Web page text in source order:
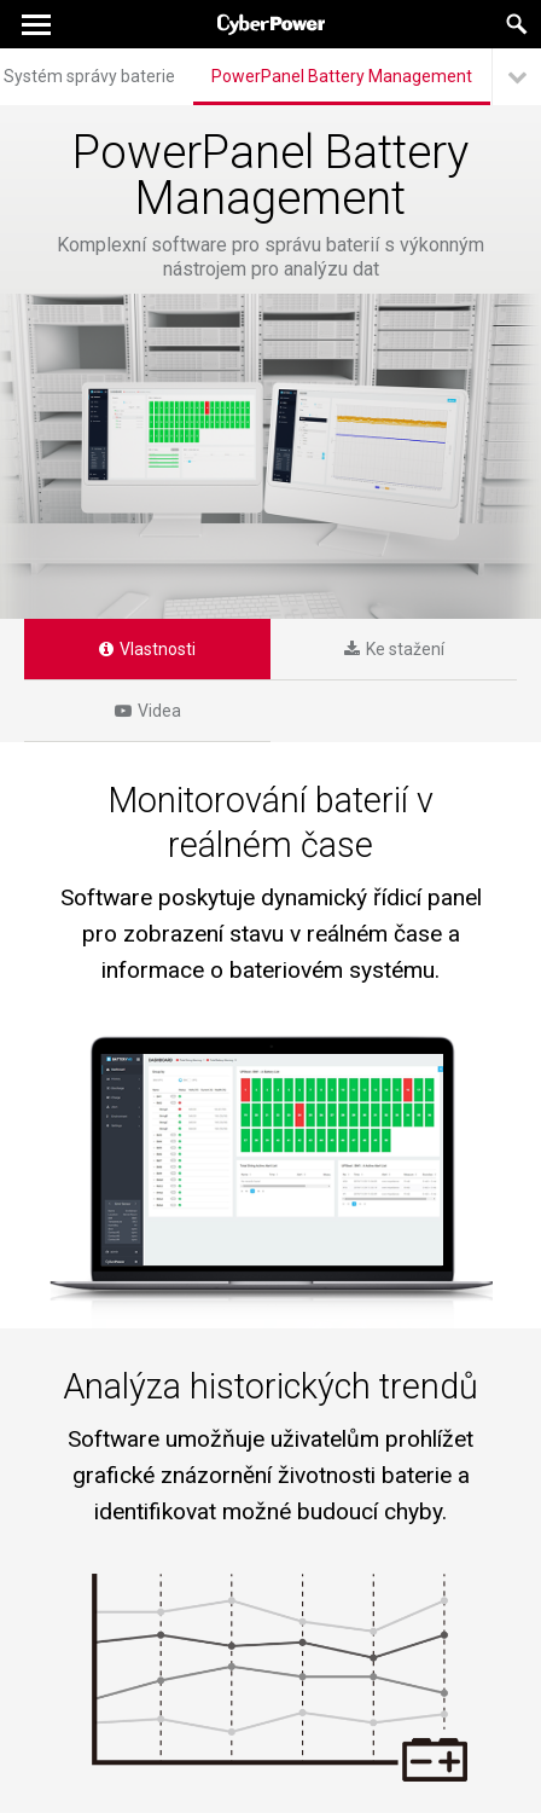
Systém správy baterie PowerPanel Battery Management
PowerPanel Battery
Management
Komplexní software pro správu baterií s výkonným
nástrojem pro analýzu dat
Vlastnosti Ke stažení
Videa
Monitorování baterií v
reálném čase
Software poskytuje dynamický řídicí panel
pro zobrazení stavu v reálném čase a
informace o bateriovém systému.
Analýza historických trendů
Software umožňuje uživatelům prohlížet
grafické znázornění životnosti baterie a
identifikovat možné budoucí chyby.